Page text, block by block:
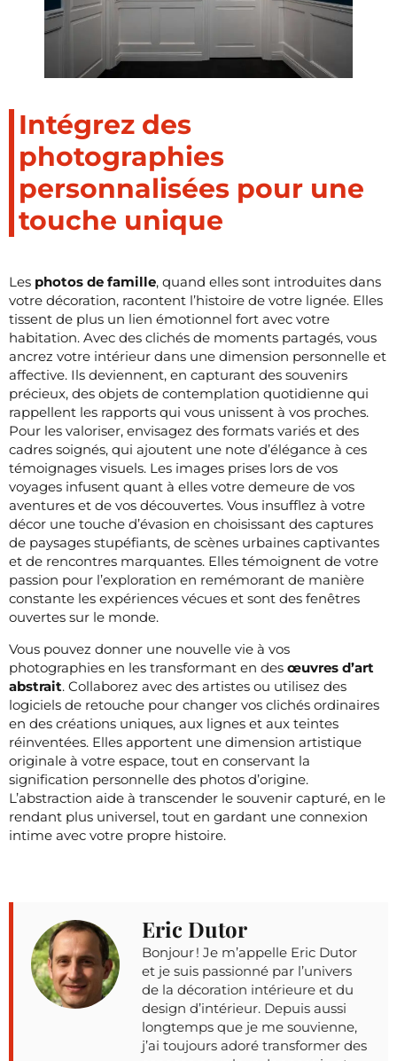
Intégrez des
photographies
personnalisées pour une
touche unique
Les photos de famille, quand elles sont introduites dans
votre décoration, racontent l’histoire de votre lignée. Elles
tissent de plus un lien émotionnel fort avec votre
habitation. Avec des clichés de moments partagés, vous
ancrez votre intérieur dans une dimension personnelle et
affective. Ils deviennent, en capturant des souvenirs
précieux, des objets de contemplation quotidienne qui
rappellent les rapports qui vous unissent à vos proches.
Pour les valoriser, envisagez des formats variés et des
cadres soignés, qui ajoutent une note d’élégance à ces
témoignages visuels. Les images prises lors de vos
voyages infusent quant à elles votre demeure de vos
aventures et de vos découvertes. Vous insufflez à votre
décor une touche d’évasion en choisissant des captures
de paysages stupéfiants, de scènes urbaines captivantes
et de rencontres marquantes. Elles témoignent de votre
passion pour l’exploration en remémorant de manière
constante les expériences vécues et sont des fenêtres
ouvertes sur le monde.
Vous pouvez donner une nouvelle vie à vos
photographies en les transformant en des œuvres d’art
abstrait. Collaborez avec des artistes ou utilisez des
logiciels de retouche pour changer vos clichés ordinaires
en des créations uniques, aux lignes et aux teintes
réinventées. Elles apportent une dimension artistique
originale à votre espace, tout en conservant la
signification personnelle des photos d’origine.
L’abstraction aide à transcender le souvenir capturé, en le
rendant plus universel, tout en gardant une connexion
intime avec votre propre histoire.
Eric Dutor
Bonjour ! Je m’appelle Eric Dutor
et je suis passionné par l’univers
de la décoration intérieure et du
design d’intérieur. Depuis aussi
longtemps que je me souvienne,
j’ai toujours adoré transformer des